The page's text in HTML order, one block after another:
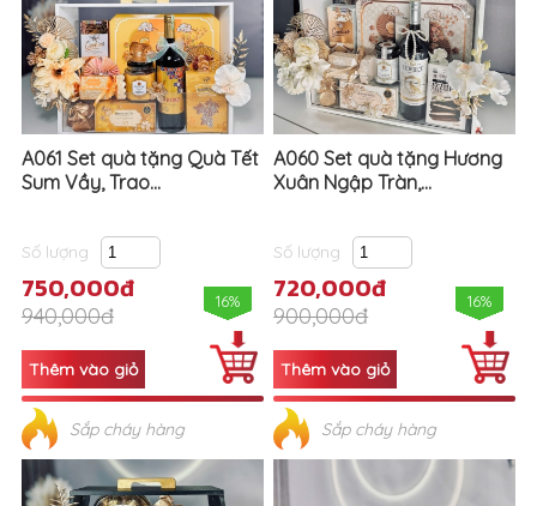
A061 Set quà tặng Quà Tết
Sum Vầy, Trao...
Số lượng
750,000đ
940,000đ
16%
Sắp cháy hàng
A060 Set quà tặng Hương
Xuân Ngập Tràn,...
Số lượng
720,000đ
900,000đ
16%
Sắp cháy hàng